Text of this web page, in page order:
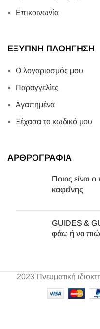
Επικοινωνία
ΕΞΥΠΝΗ ΠΛΟΗΓΗΣΗ
Ο λογαριασμός μου
Παραγγελίες
Αγαπημένα
Ξέχασα το κωδικό μου
ΑΡΘΡΟΓΡΑΦΙΑ
Ποιος είναι
καφεΐνης
GUIDES &
φάω ή να πιώ
2023 Πνευματική